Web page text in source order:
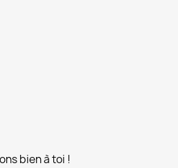
bien à toi !